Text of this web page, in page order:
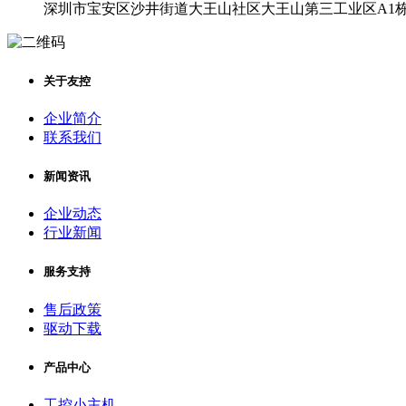
深圳市宝安区沙井街道大王山社区大王山第三工业区A1
关于友控
企业简介
联系我们
新闻资讯
企业动态
行业新闻
服务支持
售后政策
驱动下载
产品中心